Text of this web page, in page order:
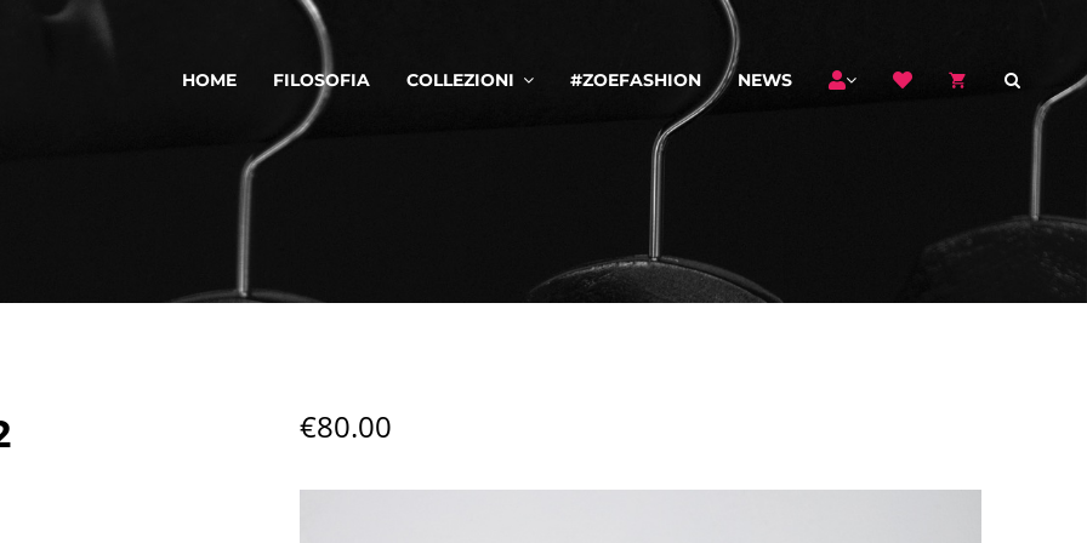
HOME FILOSOFIA COLLEZIONI #ZOEFASHION NEWS
€80.00